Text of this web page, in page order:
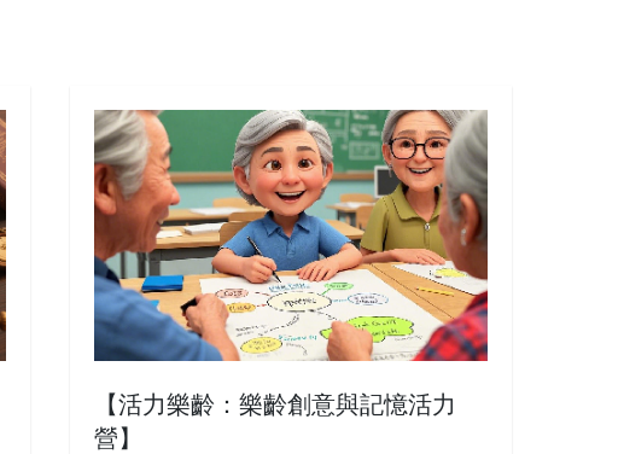
【活力樂齡：樂齡創意與記憶活力
營】